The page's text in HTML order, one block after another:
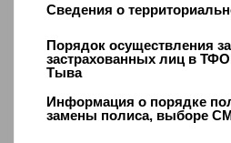
Сведения о
Порядок осуществления
застрахованных лиц в
Тыва
Информация о порядке
замены полиса, выборе